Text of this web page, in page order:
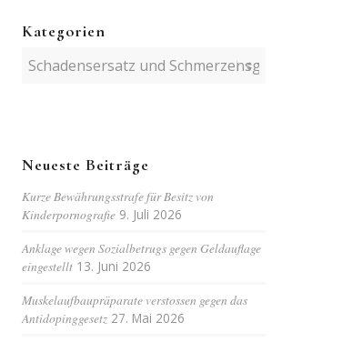
Kategorien
Kategorien
Neueste Beiträge
Kurze Bewährungsstrafe für Besitz von
Kinderpornografie 9. Juli 2026
Anklage wegen Sozialbetrugs gegen Geldauflage
eingestellt 13. Juni 2026
Muskelaufbaupräparate verstossen gegen das
Antidopinggesetz 27. Mai 2026